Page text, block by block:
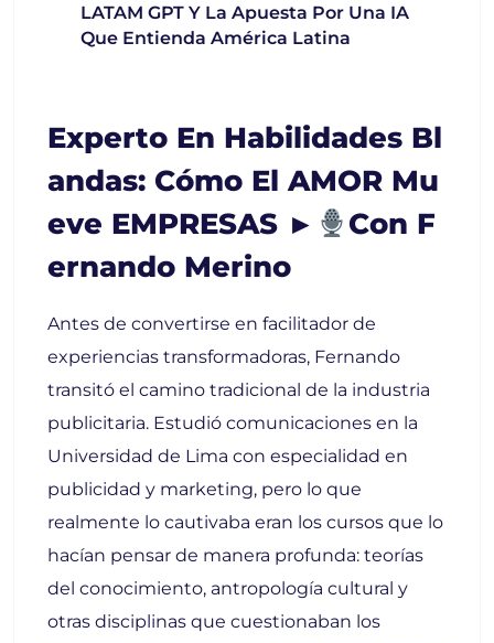
LATAM GPT Y La Apuesta Por Una IA
Que Entienda América Latina
Experto En Habilidades Bl
Andas: Cómo El AMOR Mu
Eve EMPRESAS ►
Con F
Ernando Merino
Antes de convertirse en facilitador de
experiencias transformadoras, Fernando
transitó el camino tradicional de la industria
publicitaria. Estudió comunicaciones en la
Universidad de Lima con especialidad en
publicidad y marketing, pero lo que
realmente lo cautivaba eran los cursos que lo
hacían pensar de manera profunda: teorías
del conocimiento, antropología cultural y
otras disciplinas que cuestionaban los